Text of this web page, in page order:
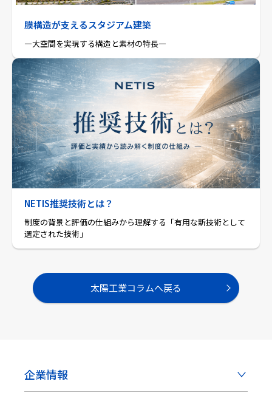
膜構造が支えるスタジアム建築
―大空間を実現する構造と素材の特長―
NETIS推奨技術とは？
制度の背景と評価の仕組みから理解する「有用な新技術として
選定された技術」
太陽工業コラムへ戻る
企業情報